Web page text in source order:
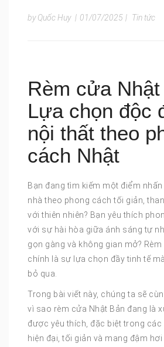
by Quốc Huy | 01/07/2025 | Tin tức
Rèm cửa Nhật
Lựa chọn độc
nội thất theo
cách Nhật
Bạn đang tìm kiếm một điểm
nhà theo phong cách tối giản,
với thiên nhiên? Bạn yêu thích
với sự hài hòa giữa ánh sáng tự
gọn gàng và không gian mở?
chính là sự lựa chọn đầy tinh tế
bỏ qua.
Trong bài viết này, chúng ta sẽ
vì sao rèm cửa Nhật Bản đang là
được yêu thích, đặc biệt trong
hiện đại, tối giản và mang đậm